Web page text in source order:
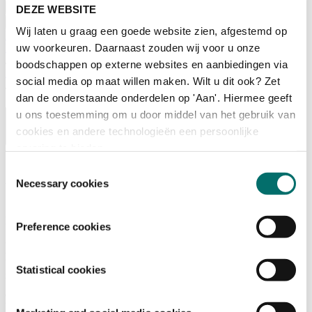
DEZE WEBSITE
Wij laten u graag een goede website zien, afgestemd op
uw voorkeuren. Daarnaast zouden wij voor u onze
boodschappen op externe websites en aanbiedingen via
social media op maat willen maken. Wilt u dit ook? Zet
dan de onderstaande onderdelen op 'Aan'. Hiermee geeft
u ons toestemming om u door middel van het gebruik van
cookies en andere technologieën een persoonlijke
Necessary cookies
Preference cookies
Statistical cookies
Bezoeken
NIEUWSBRIEF
Home
Exposanten Horecava
unTill Nederland
Kassa automatisering
helpt processen te stroomlijnen en resultaten te verbeteren. Met
gebruiksvriendelijke software en hardware automatiseer je
bediening, keuken en administratie. Dankzij een open API en meer
bedrijfsvoering. Ontdek hoe unTill jouw restaurant, café, hotel of